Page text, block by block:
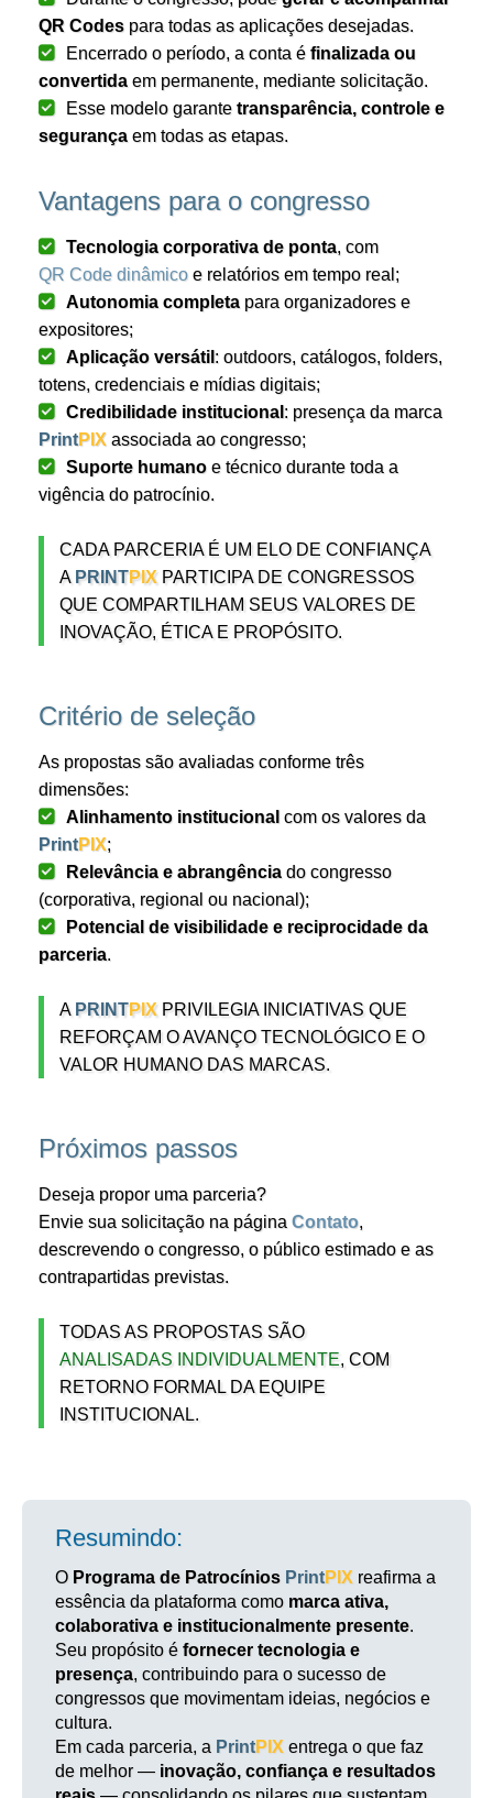
QR Codes para todas as aplicações desejadas.
Encerrado o período, a conta é finalizada ou
convertida em permanente, mediante solicitação.
Esse modelo garante transparência, controle e
segurança em todas as etapas.
Vantagens para o congresso
Tecnologia corporativa de ponta, com
QR Code dinâmico e relatórios em tempo real;
Autonomia completa para organizadores e
expositores;
Aplicação versátil : outdoors, catálogos, folders,
totens, credenciais e mídias digitais;
Credibilidade institucional : presença da marca
PrintPIX associada ao congresso;
Suporte humano e técnico durante toda a
vigência do patrocínio.
CADA PARCERIA É UM ELO DE CONFIANÇA
A PRINTPIX PARTICIPA DE CONGRESSOS
QUE COMPARTILHAM SEUS VALORES DE
INOVAÇÃO, ÉTICA E PROPÓSITO.
Critério de seleção
As propostas são avaliadas conforme três
dimensões:
Alinhamento institucional com os valores da
PrintPIX;
Relevância e abrangência do congresso
(corporativa, regional ou nacional);
Potencial de visibilidade e reciprocidade da
parceria.
A PRINTPIX PRIVILEGIA INICIATIVAS QUE
REFORÇAM O AVANÇO TECNOLÓGICO E O
VALOR HUMANO DAS MARCAS.
Próximos passos
Deseja propor uma parceria?
Envie sua solicitação na página Contato,
descrevendo o congresso, o público estimado e as
contrapartidas previstas.
TODAS AS PROPOSTAS SÃO
ANALISADAS INDIVIDUALMENTE, COM
RETORNO FORMAL DA EQUIPE
INSTITUCIONAL.
Resumindo:
O Programa de Patrocínios PrintPIX reafirma a
essência da plataforma como marca ativa,
colaborativa e institucionalmente presente.
Seu propósito é fornecer tecnologia e
presença, contribuindo para o sucesso de
congressos que movimentam ideias, negócios e
cultura.
Em cada parceria, a PrintPIX entrega o que faz
de melhor — inovação, confiança e resultados